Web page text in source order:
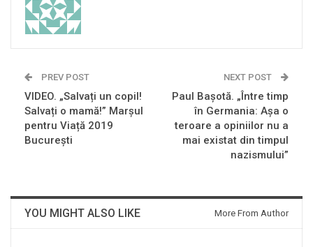
PREV POST
VIDEO. „Salvați un copil!
Salvați o mamă!” Marșul
pentru Viață 2019
București
NEXT POST
Paul Bașotă. „Între timp
în Germania: Așa o
teroare a opiniilor nu a
mai existat din timpul
nazismului”
YOU MIGHT ALSO LIKE More From Author